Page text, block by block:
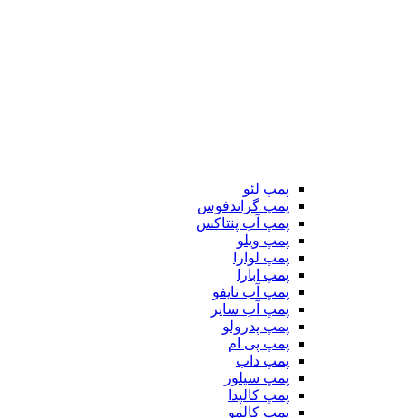
پمپ لئو
پمپ گراندفوس
پمپ آب پنتاکس
پمپ ویلو
پمپ لوارا
پمپ ابارا
پمپ آب تایفو
پمپ آب سایر
پمپ پدرولو
پمپ پی ام
پمپ داب
پمپ سیلور
پمپ کالپدا
پمپ کالمو